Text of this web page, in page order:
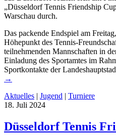
„Düsseldorf Tennis Friendship
Warschau durch.
Das packende Endspiel am
Höhepunkt des Tennis-
teilnehmenden Mannschaften in
Einladung des Sportamtes im
Sportkontakte der
→
Aktuelles | Jugend | Turniere
18. Juli 2024
Düsseldorf Tennis